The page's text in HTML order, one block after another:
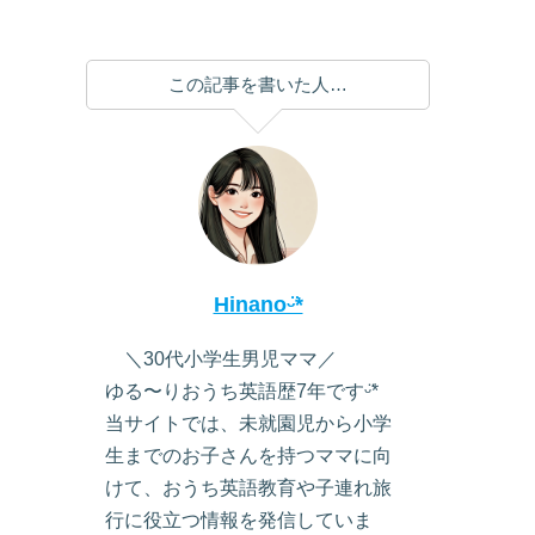
この記事を書いた人…
Hinanoᵕ̈*
＼30代小学生男児ママ／
ゆる〜りおうち英語歴7年ですᵕ̈*
当サイトでは、未就園児から小学
生までのお子さんを持つママに向
けて、おうち英語教育や子連れ旅
行に役立つ情報を発信していま